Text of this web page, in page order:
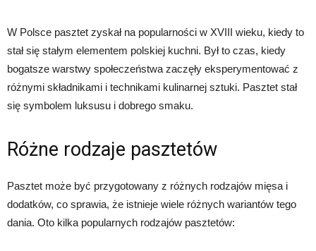
W Polsce pasztet zyskał na popularności w XVIII wieku, kiedy to
stał się stałym elementem polskiej kuchni. Był to czas, kiedy
bogatsze warstwy społeczeństwa zaczęły eksperymentować z
różnymi składnikami i technikami kulinarnej sztuki. Pasztet stał
się symbolem luksusu i dobrego smaku.
Różne rodzaje pasztetów
Pasztet może być przygotowany z różnych rodzajów mięsa i
dodatków, co sprawia, że istnieje wiele różnych wariantów tego
dania. Oto kilka popularnych rodzajów pasztetów: